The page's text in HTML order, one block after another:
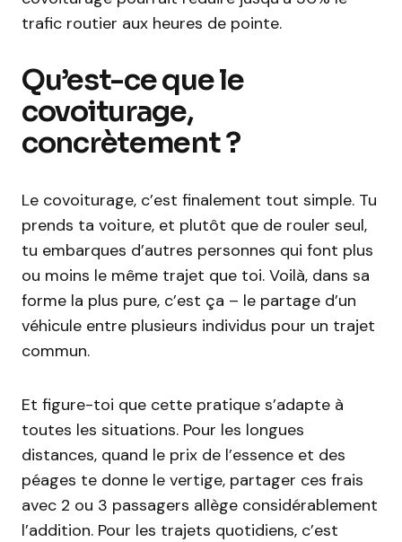
trafic routier aux heures de pointe.
Qu’est-ce que le
covoiturage,
concrètement ?
Le covoiturage, c’est finalement tout simple. Tu
prends ta voiture, et plutôt que de rouler seul,
tu embarques d’autres personnes qui font plus
ou moins le même trajet que toi. Voilà, dans sa
forme la plus pure, c’est ça – le partage d’un
véhicule entre plusieurs individus pour un trajet
commun.
Et figure-toi que cette pratique s’adapte à
toutes les situations. Pour les longues
distances, quand le prix de l’essence et des
péages te donne le vertige, partager ces frais
avec 2 ou 3 passagers allège considérablement
l’addition. Pour les trajets quotidiens, c’est